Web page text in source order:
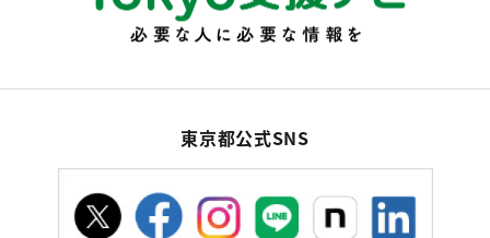
東京都公式SNS